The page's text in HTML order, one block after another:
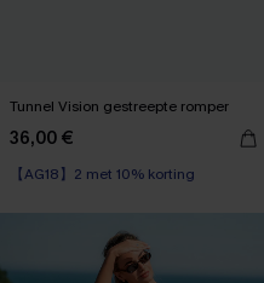
Tunnel Vision gestreepte romper
36,00 €
【AG18】2 met 10% korting